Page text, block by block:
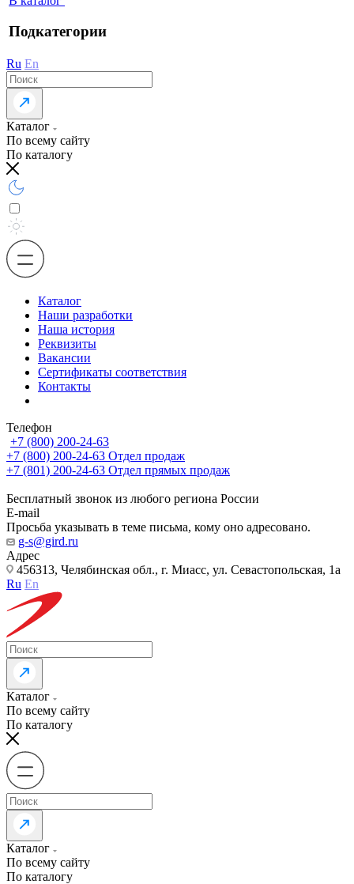
Подкатегории
Ru En
Каталог
По всему сайту
По каталогу
Каталог
Наши разработки
Наша история
Реквизиты
Вакансии
Сертификаты соответствия
Контакты
Телефон
+7 (800) 200-24-63
+7 (800) 200-24-63 Отдел продаж
+7 (801) 200-24-63 Отдел прямых продаж
Бесплатный звонок из любого региона России
E-mail
Просьба указывать в теме письма, кому оно адресовано.
g-s@gird.ru
Адрес
456313, Челябинская обл., г. Миасс, ул. Севастопольская, 1а
Ru En
Каталог
По всему сайту
По каталогу
Каталог
По всему сайту
По каталогу